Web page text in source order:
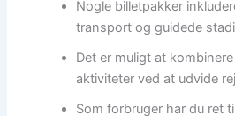
Nogle billetpakker
transport og guidede
Det er muligt at
aktiviteter ved at udvide
Som forbruger har du ret